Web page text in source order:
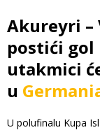
Akureyri –
postići gol
utakmici
u
U polufinalu Kupa